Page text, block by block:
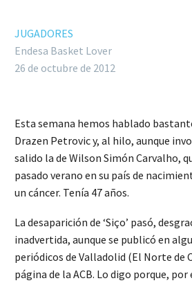
JUGADORES
Endesa Basket Lover
26 de octubre de 2012
Esta semana hemos hablado
Drazen Petrovic y, al hilo, aunque
salido la de Wilson Simón Carvalho,
pasado verano en su país de
un cáncer. Tenía 47 años.
La desaparición de ‘Siço’ pasó,
inadvertida, aunque se publicó en
periódicos de Valladolid (El Norte de
página de la ACB. Lo digo porque,